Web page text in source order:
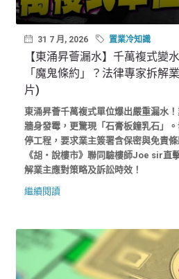
31 7 月, 2026 置業冷知識
【東涌昇薈漏水】千萬複式變
「魔鬼條約」？法律專家拆解
片)
東涌昇薈千萬複式單位爆出嚴重漏水
牆身發霉，更驚現「石膏板鐘乳石」
停工程，要求業主簽署含保密與免責
《胡‧說樓市》聯同驗樓師Joe sir直
解業主應對策略及訴訟時效！
繼續閱讀